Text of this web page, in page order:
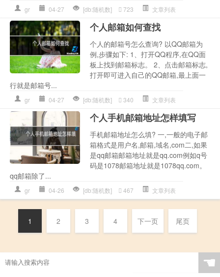
gr 04-27 [db:随机数] 723 文章列表
个人邮箱如何查找
个人的邮箱号怎么查询? 以QQ邮箱为
例,步骤如下: 1、打开QQ程序,在QQ面
板上找到邮箱标志。 2、点击邮箱标志,
打开即可进入自己的QQ邮箱,最上面一
行就是邮箱号...
gr 04-27 [db:随机数] 340 文章列表
个人手机邮箱地址怎样填写
手机邮箱地址怎么填? 一,一般的电子邮
箱格式是用户名,邮箱,域名,com二,如果
是qq邮箱邮箱地址就是qq.com例如q号
码是1078邮箱地址就是1078qq.com。
qq邮箱除了...
gr 04-26 [db:随机数] 467 文章列表
1 2 3 4 下一页 尾页
☚